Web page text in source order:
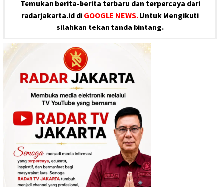
Temukan berita-berita terbaru dan terpercaya dari
radarjakarta.id di GOOGLE NEWS. Untuk Mengikuti
silahkan tekan tanda bintang.